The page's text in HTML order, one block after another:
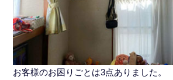
お客様のお困りごとは3点ありました。